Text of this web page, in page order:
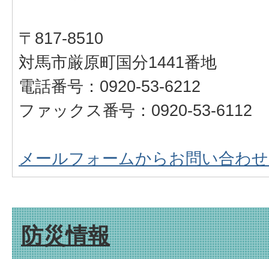
〒817-8510
対馬市厳原町国分1441番地
電話番号：0920-53-6212
ファックス番号：0920-53-6112
メールフォームからお問い合わ
防災情報